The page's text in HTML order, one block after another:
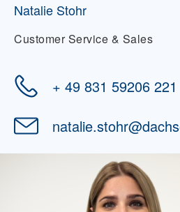
Natalie Stohr
Customer Service & Sales
+ 49 831 59206 221
natalie.stohr@